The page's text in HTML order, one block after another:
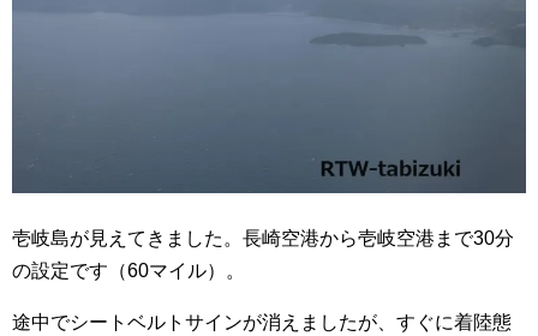
壱岐島が見えてきました。 長崎空港から壱岐空港まで30分
の設定です（60マイル）。
途中でシートベルトサインが消えましたが、すぐに着陸態